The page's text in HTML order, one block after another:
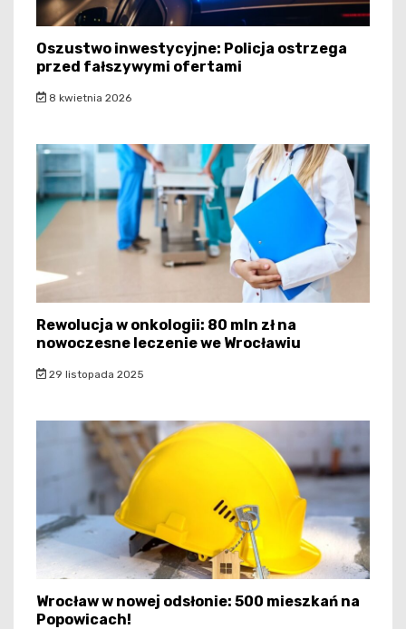
Oszustwo inwestycyjne: Policja ostrzega
przed fałszywymi ofertami
8 kwietnia 2026
Rewolucja w onkologii: 80 mln zł na
nowoczesne leczenie we Wrocławiu
29 listopada 2025
Wrocław w nowej odsłonie: 500 mieszkań na
Popowicach!